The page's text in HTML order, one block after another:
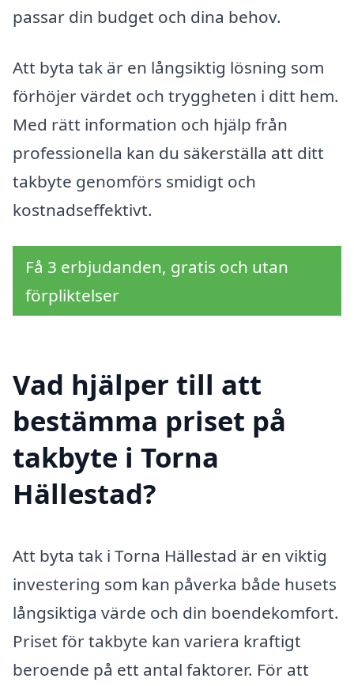
passar din budget och dina behov.
Att byta tak är en långsiktig lösning som
förhöjer värdet och tryggheten i ditt hem.
Med rätt information och hjälp från
professionella kan du säkerställa att ditt
takbyte genomförs smidigt och
kostnadseffektivt.
Få 3 erbjudanden, gratis och utan
förpliktelser
Vad hjälper till att
bestämma priset på
takbyte i Torna
Hällestad?
Att byta tak i Torna Hällestad är en viktig
investering som kan påverka både husets
långsiktiga värde och din boendekomfort.
Priset för takbyte kan variera kraftigt
beroende på ett antal faktorer. För att